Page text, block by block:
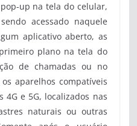
up na tela do celular,
acessado naquele
aplicativo aberto, as
plano na tela do
de chamadas ou no
aparelhos compatíveis
4G e 5G, localizados nas
naturais ou outras